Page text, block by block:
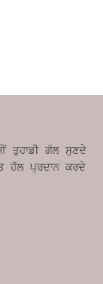
ਤੁਹਾਡੀ ਗੱਲ ਸੁਣਦੇ
ਹੱਲ ਪ੍ਰਦਾਨ ਕਰਦੇ